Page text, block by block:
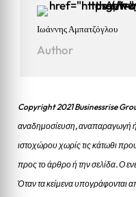
Ιωάννης Αμπατζόγλου
Author
Copyright 2021 Businessrise
αναδημοσίευση, αναπαραγωγή
ιστοχώρου χωρίς τις κάτωθι
προς το άρθρο ή την σελίδα.Ο
Όταν τα κείμενα υπογράφονται